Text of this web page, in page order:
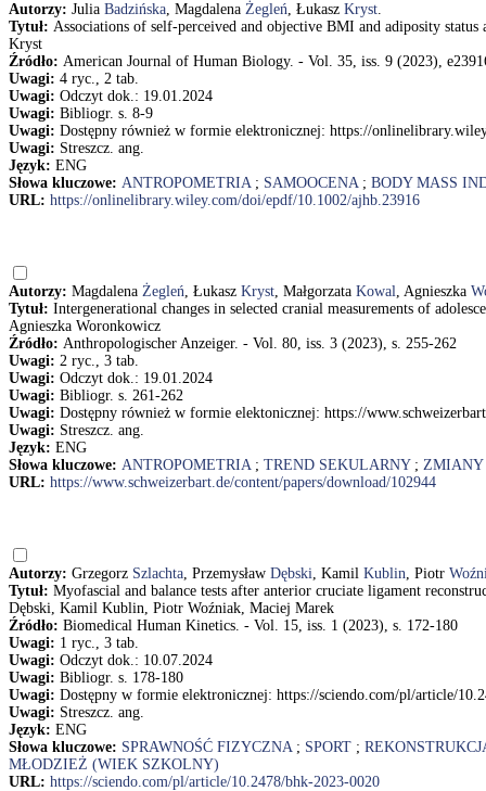
Autorzy: Julia Badzińska, Magdalena Żegleń, Łukasz Kryst.
Tytuł: Associations of self-perceived and objective BMI and adiposity
Kryst
Źródło: American Journal of Human Biology. - Vol. 35, iss. 9 (2023),
Uwagi: 4 ryc., 2 tab.
Uwagi: Odczyt dok.: 19.01.2024
Uwagi: Bibliogr. s. 8-9
Uwagi: Dostępny również w formie elektronicznej: https://
Uwagi: Streszcz. ang.
Język: ENG
Słowa kluczowe: ANTROPOMETRIA; SAMOOCENA; BODY MASS
URL: https://onlinelibrary.wiley.com/doi/epdf/10.1002/ajhb.23916
Autorzy: Magdalena Żegleń, Łukasz Kryst, Małgorzata Kowal, Agnieszka
Tytuł: Intergenerational changes in selected cranial measurements of
Agnieszka Woronkowicz
Źródło: Anthropologischer Anzeiger. - Vol. 80, iss. 3 (2023), s. 255-262
Uwagi: 2 ryc., 3 tab.
Uwagi: Odczyt dok.: 19.01.2024
Uwagi: Bibliogr. s. 261-262
Uwagi: Dostępny również w formie elektonicznej: https://
Uwagi: Streszcz. ang.
Język: ENG
Słowa kluczowe: ANTROPOMETRIA; TREND SEKULARNY; ZMIANY
URL: https://www.schweizerbart.de/content/papers/download/102944
Autorzy: Grzegorz Szlachta, Przemysław Dębski, Kamil Kublin, Piotr
Tytuł: Myofascial and balance tests after anterior cruciate ligament
Dębski, Kamil Kublin, Piotr Woźniak, Maciej Marek
Źródło: Biomedical Human Kinetics. - Vol. 15, iss. 1 (2023), s. 172-180
Uwagi: 1 ryc., 3 tab.
Uwagi: Odczyt dok.: 10.07.2024
Uwagi: Bibliogr. s. 178-180
Uwagi: Dostępny w formie elektronicznej: https://sciendo.com/pl/article/
Uwagi: Streszcz. ang.
Język: ENG
Słowa kluczowe: SPRAWNOŚĆ FIZYCZNA; SPORT ;
MŁODZIEŻ (WIEK SZKOLNY)
URL: https://sciendo.com/pl/article/10.2478/bhk-2023-0020